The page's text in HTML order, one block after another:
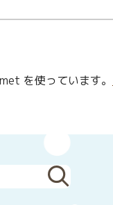
を使っています。